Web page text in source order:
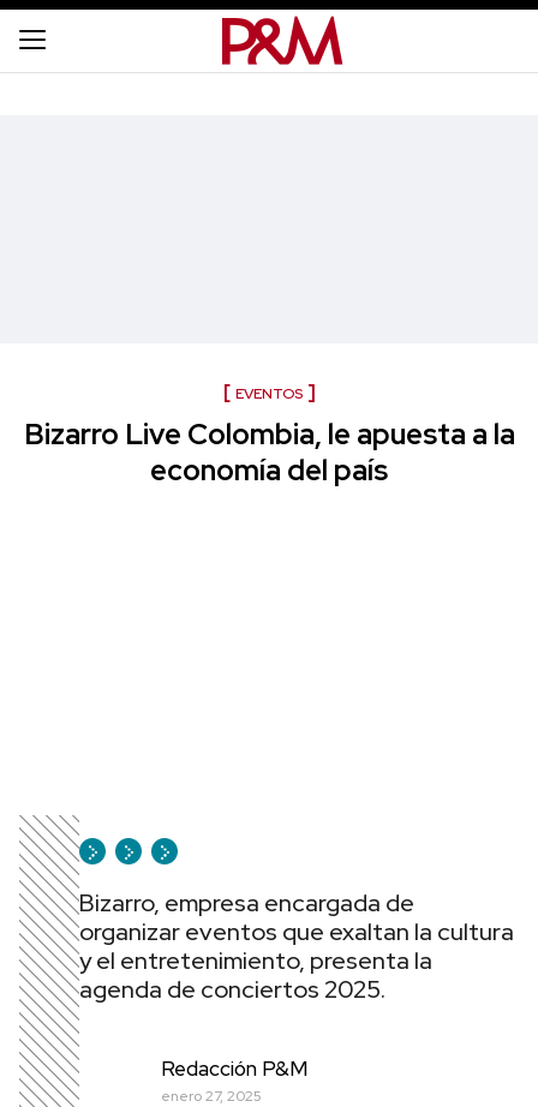
EVENTOS
Bizarro Live Colombia, le apuesta a la
economía del país
Bizarro, empresa encargada de
organizar eventos que exaltan la cultura
y el entretenimiento, presenta la
agenda de conciertos 2025.
Redacción P&M
enero 27, 2025